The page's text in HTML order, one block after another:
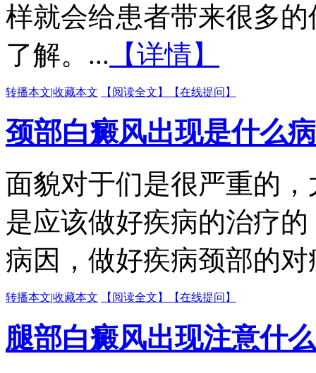
样就会给患者带来很多
了解。... 【详情】
转播本文|收藏本文 【阅读全文】 【在线提问】
颈部白癜风出现是什么
面貌对于们是很严重的
是应该做好疾病的治疗
病因，做好疾病颈部的
转播本文|收藏本文 【阅读全文】 【在线提问】
腿部白癜风出现注意什么